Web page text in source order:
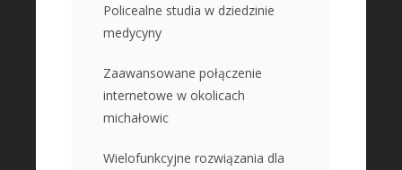
Policealne studia w dziedzinie
medycyny
Zaawansowane połączenie
internetowe w okolicach
michałowic
Wielofunkcyjne rozwiązania dla